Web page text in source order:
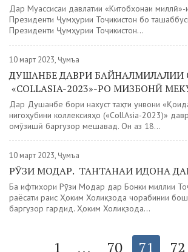
Дар Муассисаи давлатии «Китобхонаи миллӣ»-
Президенти Ҷумҳурии Тоҷикистон бо
Президенти Ҷумҳурии Тоҷикистон...
10 март 2023, Ҷумъа
ДУШАНБЕ ДАВРИ
«COLLASIA-2023»-РО МИЗБОНӢ
Дар Душанбе бори нахуст таҳти унвони
нигоҳубини коллексияҳо («CollAsia-2023)»
омӯзишӣ баргузор мешавад. Он аз 18...
10 март 2023, Ҷумъа
РӮЗИ МОДАР. ТАНТАНАИ ИДОНА
Ба ифтихори Рӯзи Модар дар Бонки миллии
раёсати раис Ҳоким Холиқзода чорабинии
баргузор гардид. Ҳоким Холиқзода...
1 ... 70 71 72